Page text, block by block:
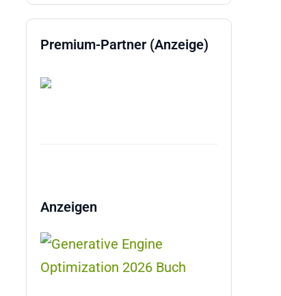
Premium-Partner (Anzeige)
Anzeigen